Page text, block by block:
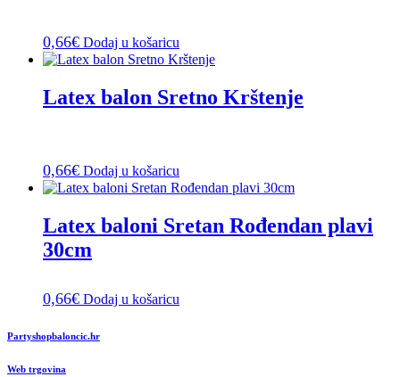
0,66€ Dodaj u košaricu
Latex balon Sretno Krštenje
0,66€ Dodaj u košaricu
Latex baloni Sretan Rođendan plavi
30cm
0,66€ Dodaj u košaricu
Partyshopbaloncic.hr
Web trgovina